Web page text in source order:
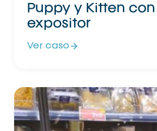
Puppy y Kitten
expositor
Ver caso